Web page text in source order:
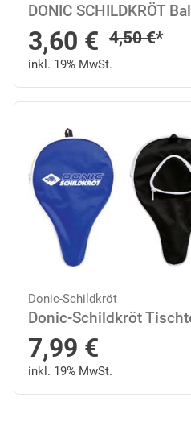
Sonderpreis
3,60 € Regulärer
4,50€*
inkl. 19% MwSt.
Donic-Schildkröt
7,99 €
inkl. 19% MwSt.